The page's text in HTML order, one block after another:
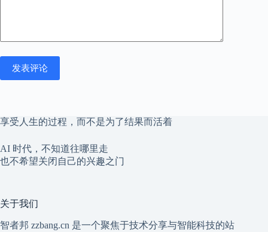
发表评论
享受人生的过程，而不是为了结果而活着
AI 时代，不知道往哪里走
也不希望关闭自己的兴趣之门
关于我们
智者邦 zzbang.cn 是一个聚焦于技术分享与智能科技的站